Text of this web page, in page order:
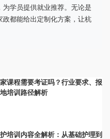
学员提供就业推荐。无论是
政都能给出定制化方案，让杭
课程需要考证吗？行业要求、报
培训路径解析
培训内容全解析：从基础护理到